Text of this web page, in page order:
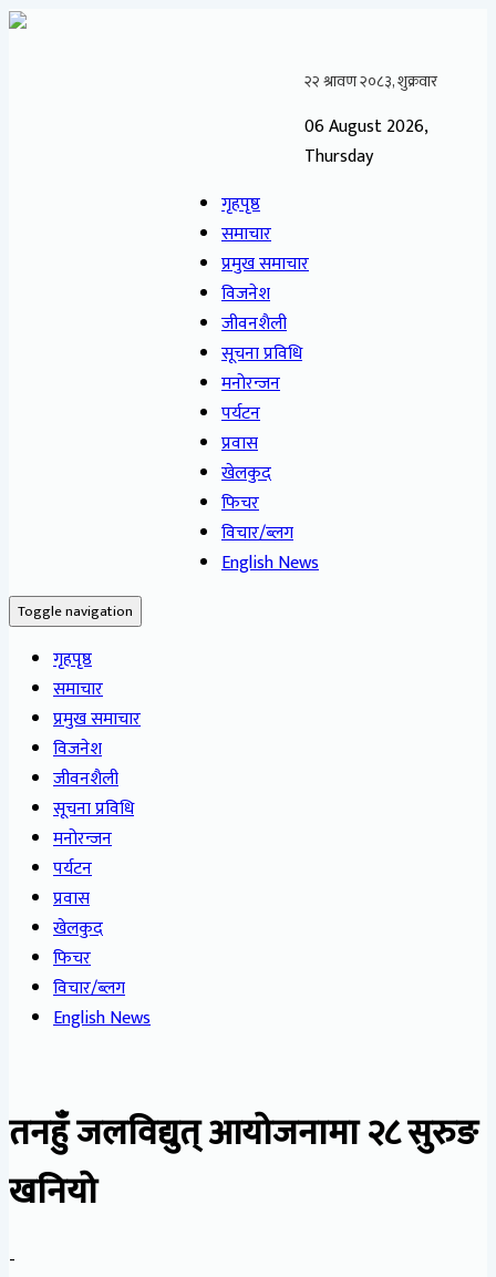
06 August 2026,
Thursday
गृहपृष्ठ
समाचार
प्रमुख समाचार
विजनेश
जीवनशैली
सूचना प्रविधि
मनोरन्जन
पर्यटन
प्रवास
खेलकुद
फिचर
विचार/ब्लग
English News
Toggle navigation
गृहपृष्ठ
समाचार
प्रमुख समाचार
विजनेश
जीवनशैली
सूचना प्रविधि
मनोरन्जन
पर्यटन
प्रवास
खेलकुद
फिचर
विचार/ब्लग
English News
तनहुँ जलविद्युत् आयोजनामा २८ सुरुङ
खनियो
-